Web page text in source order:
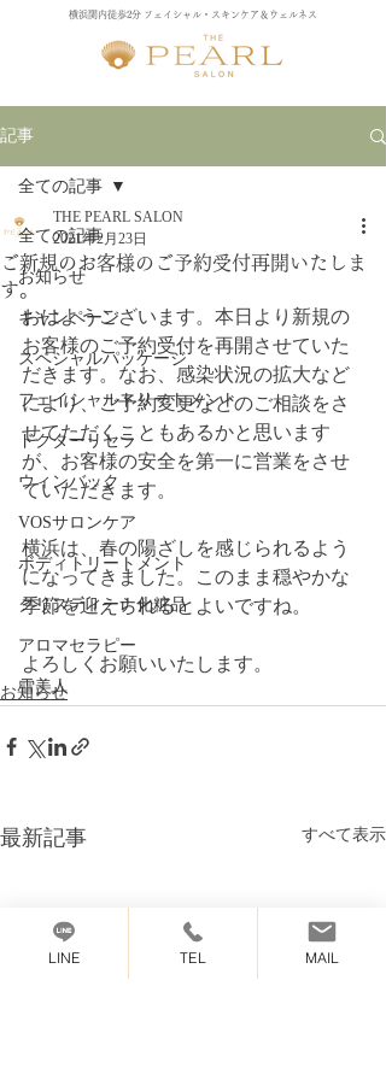
横浜関内徒歩2分 フェイシャル・スキンケア＆ウェルネス
記事
全ての記事
お知らせ
キャンペーン
スペシャルパッケージ
フェイシャルトリートメント
ドクターリセラ
ウィンバック
VOSサロンケア
ボディトリートメント
クリスティーナ化粧品
アロマセラピー
雪美人
全ての記事
ご新規のお客様のご予約受付再開いたしま
す。
THE PEARL SALON
2021年2月23日
おはようございます。本日より新規の
お客様のご予約受付を再開させていた
だきます。なお、感染状況の拡大など
により、ご予約変更などのご相談をさ
せてただくこともあるかと思います
が、お客様の安全を第一に営業をさせ
ていただきます。
横浜は、春の陽ざしを感じられるよう
になってきました。このまま穏やかな
季節を迎えられるとよいですね。
よろしくお願いいたします。
お知らせ
最新記事 すべて表示
LINE TEL MAIL